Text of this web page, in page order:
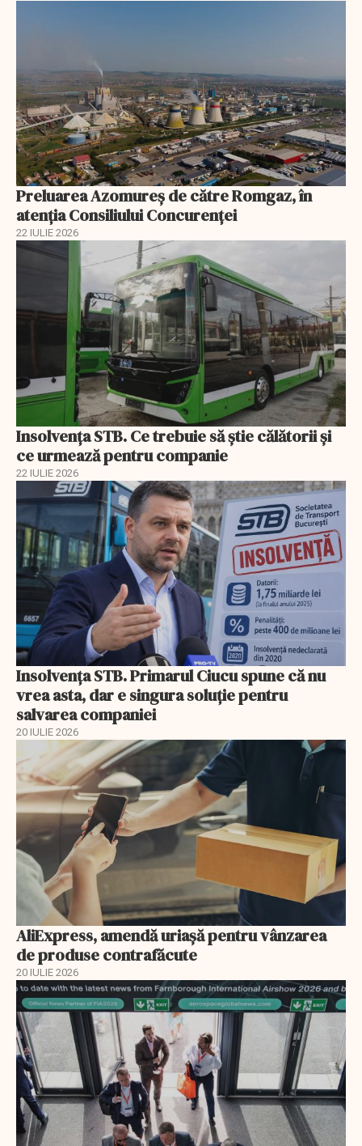
Preluarea Azomureş de către Romgaz, în
atenţia Consiliului Concurenţei
22 IULIE 2026
Insolvenţa STB. Ce trebuie să ştie călătorii şi
ce urmează pentru companie
22 IULIE 2026
Insolvenţa STB. Primarul Ciucu spune că nu
vrea asta, dar e singura soluţie pentru
salvarea companiei
20 IULIE 2026
AliExpress, amendă uriaşă pentru vânzarea
de produse contrafăcute
20 IULIE 2026